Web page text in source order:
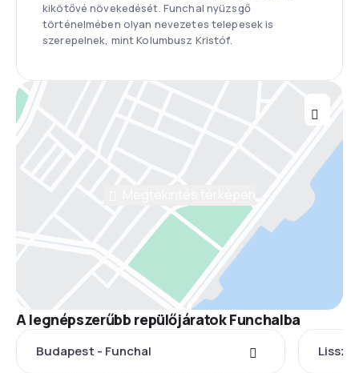
kikötővé növekedését. Funchal nyüzsgő
történelmében olyan nevezetes telepesek is
szerepelnek, mint Kolumbusz Kristóf.
A legnépszerűbb repülőjáratok Funchalba
Budapest - Funchal